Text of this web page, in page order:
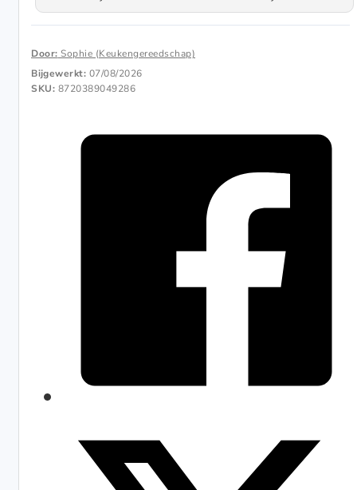
Door: Sophie (Keukengereedschap)
Bijgewerkt: 07/08/2026
SKU: 8720389049286